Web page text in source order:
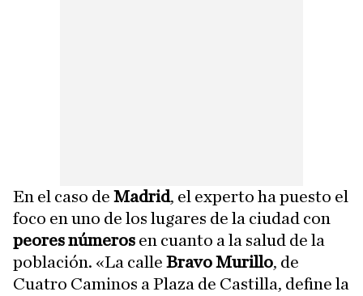
En el caso de Madrid, el experto ha puesto el
foco en uno de los lugares de la ciudad con
peores números en cuanto a la salud de la
población. «La calle Bravo Murillo, de
Cuatro Caminos a Plaza de Castilla, define la